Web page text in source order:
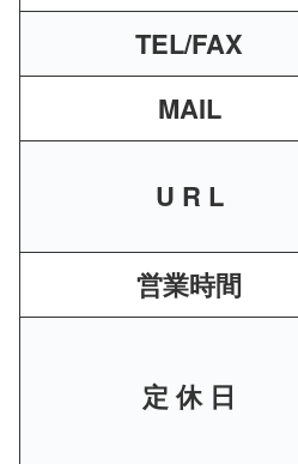
TEL/FAX
MAIL
U R L
営業時間
定 休 日